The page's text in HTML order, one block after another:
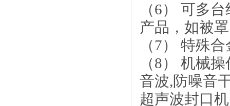
（6） 可多
产品，如被
（7） 特殊
（8） 机械
音波,防噪音
超声波封口